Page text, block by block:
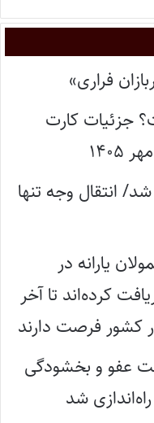
فراری»
جزئیات کارت
انتقال وجه تنها
یارانه در
کرده‌اند تا آخر
کشور فرصت دارند
عفو و بخشودگی
شد